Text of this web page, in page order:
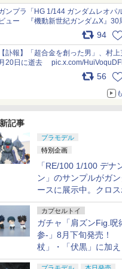
ンプラ「HG 1/144 ガンダムレオパ
ュー 『機動新世紀ガンダムX』30
ナーアームガトリングの変形機構ま
新フォーマットでキット化！
nszPIDTpbg
94
訃報】「超合金を創った男」、村上
月20日に逝去 pic.x.com/
56
記事
プラモデル
特別企画
「RE/100 1/100 デナ
ン」のサンプルがガ
ースに展示中。クロ
ン・バンガードの制
が間もなく発送【ガン
ース撮り下ろし】
カプセルトイ
ガチャ「肩ズンFig.呪
参-」8月下旬発売！
杖」・「伏黒」に加
骨」・「脹相」がラ